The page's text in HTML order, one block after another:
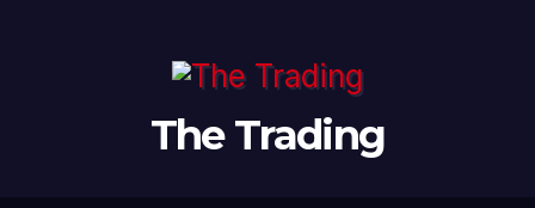
The Trading